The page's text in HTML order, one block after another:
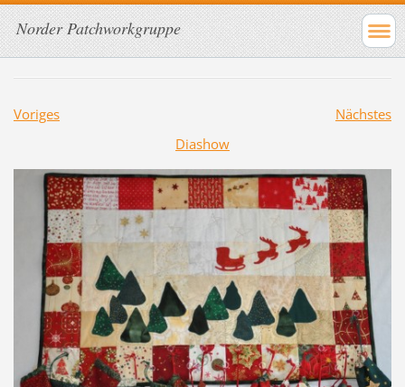
Norder Patchworkgruppe
Voriges
Nächstes
Diashow